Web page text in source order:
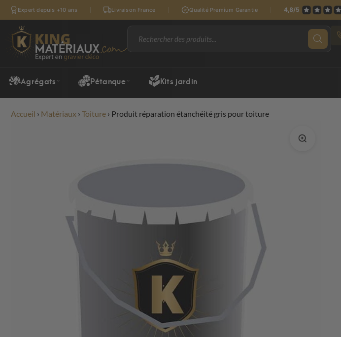
Expert depuis +10 ans Livraison France Qualité Premium Garantie
Agrégats Pétanque Kits jardin
Accueil › Matériaux › Toiture › Produit réparation étanchéité gris pour toiture